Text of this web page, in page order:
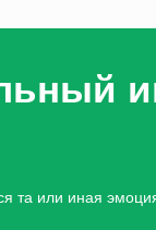
та или иная